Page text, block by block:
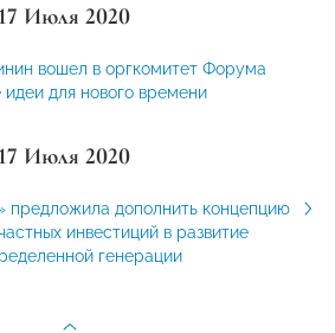
17 Июля 2020
вошел в оргкомитет Форума
для нового времени
17 Июля 2020
дополнить концепцию
инвестиций в развитие
генерации